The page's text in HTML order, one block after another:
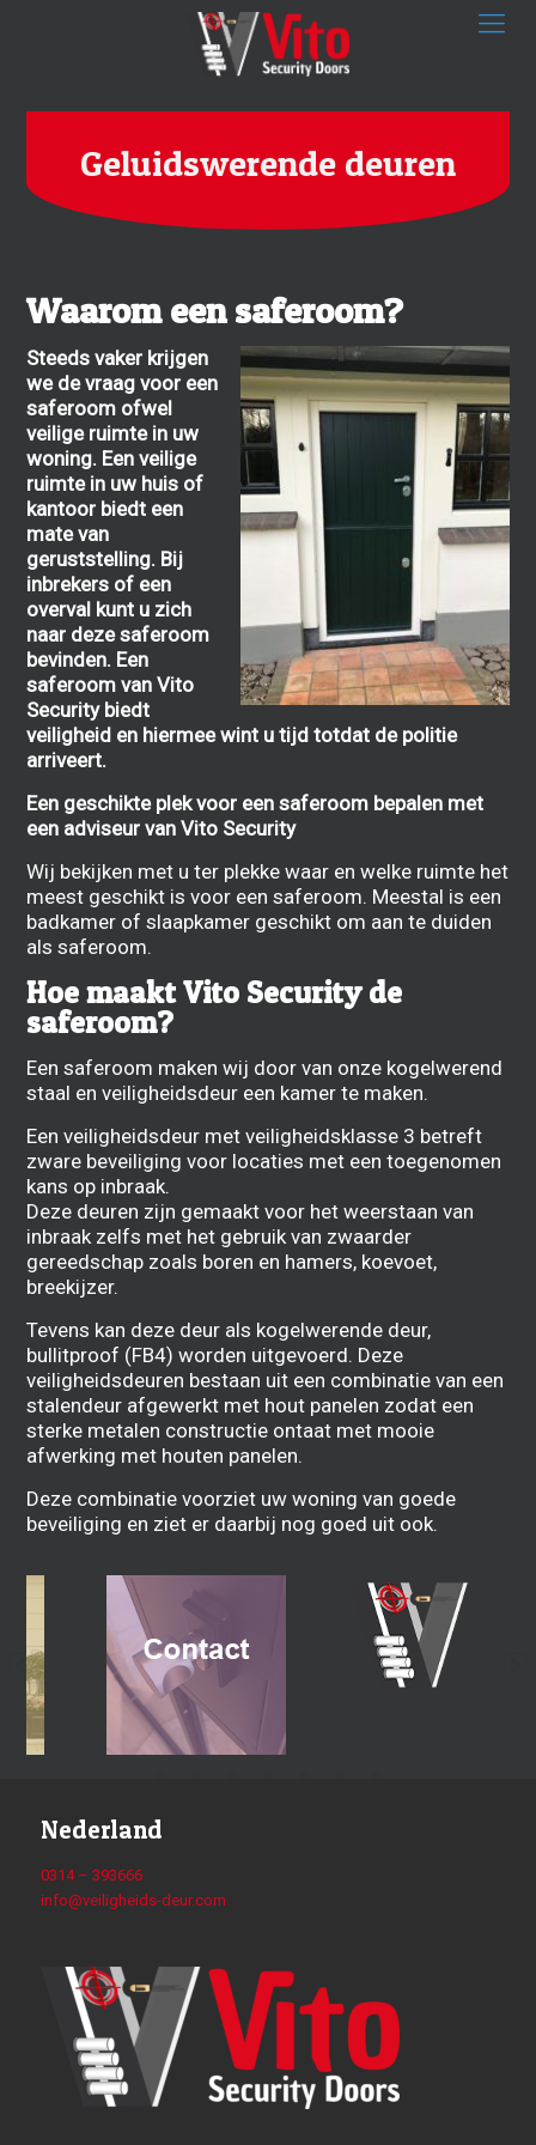
Geluidswerende deuren
Waarom een saferoom?
Steeds vaker krijgen
we de vraag voor een
saferoom ofwel
veilige ruimte in uw
woning. Een veilige
ruimte in uw huis of
kantoor biedt een
mate van
geruststelling. Bij
inbrekers of een
overval kunt u zich
naar deze saferoom
bevinden. Een
saferoom van Vito
Security biedt
veiligheid en hiermee wint u tijd totdat de politie
arriveert.
Een geschikte plek voor een saferoom bepalen met
een adviseur van Vito Security
Wij bekijken met u ter plekke waar en welke ruimte het
meest geschikt is voor een saferoom. Meestal is een
badkamer of slaapkamer geschikt om aan te duiden
als saferoom.
Hoe maakt Vito Security de
saferoom?
Een saferoom maken wij door van onze kogelwerend
staal enveiligheidsdeur een kamer te maken.
Een veiligheidsdeur met veiligheidsklasse 3 betreft
zware beveiliging voor locaties met een toegenomen
kans op inbraak.
Deze deuren zijn gemaakt voor het weerstaan van
inbraak zelfs met het gebruik van zwaarder
gereedschap zoals boren en hamers, koevoet,
breekijzer.
Tevens kan deze deur als kogelwerende deur,
bullitproof (FB4) worden uitgevoerd. Deze
veiligheidsdeuren bestaan uit een combinatie van een
stalendeur afgewerkt met hout panelen zodat een
sterke metalen constructie ontaat met mooie
afwerking met houten panelen.
Deze combinatie voorziet uw woning van goede
beveiliging en ziet er daarbij nog goed uit ook.
Nederland
0314 – 393666
info@veiligheids-deur.com